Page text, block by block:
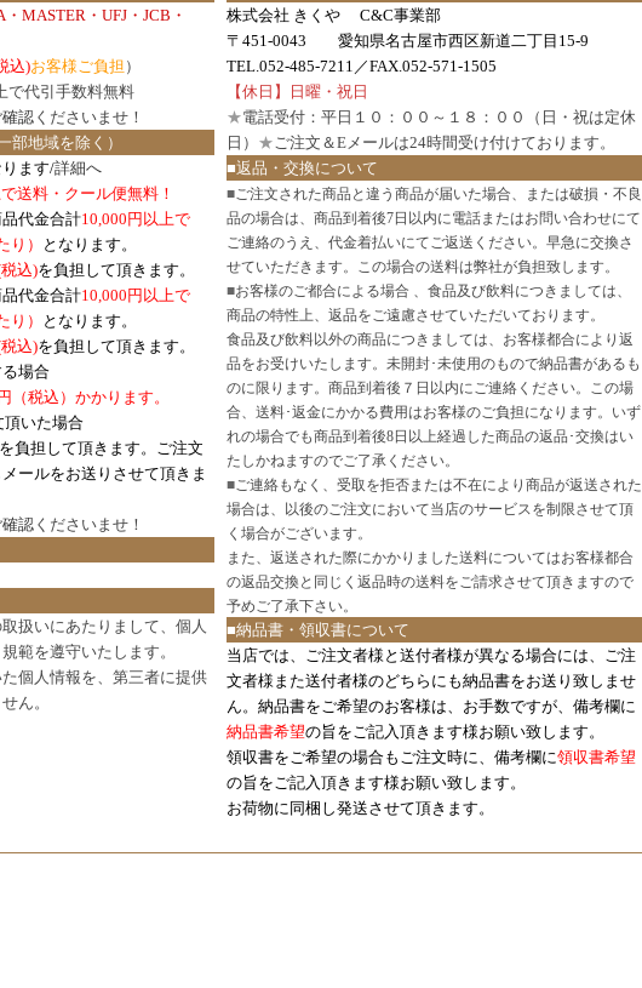
・MASTER・UFJ・JCB・
込)お客様ご負担 ）
で代引手数料無料
認 くださいませ！
部地域を除く）
ます/詳細へ
送料・クール便無料！
代金合計10,000円以上で
り）
となります。
込)を負担して頂きます。
代金合計10,000円以上で
り）
となります。
込)を負担して頂きます。
場合
（税込）かかります。
頂いた場合
負担して頂きます。ご注文
ールをお送りさせて頂きま
認 くださいませ！
扱いにあたりまして、個人
範を遵守いたします。
個人情報を、第三者に提供
ん。
株式会社 きくや C&C事業部
〒451-0043 愛知県名古屋市西区新道二丁目15-9
TEL.052-485-7211／FAX.052-571-1505
【休日】日曜・祝日
★電話受付：平日１０：００～１８：００（日・祝は定休
日） ★ご注文＆Eメールは24時間受け付けております。
■返品・交換について
■ご注文された商品と違う商品が届いた場合、または破損・不良
品の場合は、商品到着後7日以内に電話またはお問い合わせにて
ご連絡のうえ、代金着払いにてご返送ください。早急に交換さ
せていただきます。この場合の送料は弊社が負担致します。
■お客様のご都合による場合 、食品及び飲料につきましては、
商品の特性上、返品をご遠慮させていただいております。
食品及び飲料以外の商品につきましては、お客様都合により返
品をお受けいたします。未開封･未使用のもので納品書があるも
のに限ります。商品到着後７日以内にご連絡ください。この場
合、送料･返金にかかる費用はお客様のご負担になります。いず
れの場合でも商品到着後8日以上経過した商品の返品･交換はい
たしかねますのでご了承ください。
■ご連絡もなく、受取を拒否または不在により商品が返送された
場合は、以後のご注文において当店のサービスを制限させて頂
く場合がございます。
また、返送された際にかかりました送料についてはお客様都合
の返品交換と同じく返品時の送料をご請求させて頂きますので
予めご了承下さい。
■納品書・領収書について
当店では、ご注文者様と送付者様が異なる場合には、 ご注
文者様また送付者様のどちらにも納品書をお送り致しませ
ん。納品書をご希望のお客様は、お手数ですが、備考欄に
納品書希望の旨をご記入頂きます様お願い致します。
領収書をご希望の場合もご注文時に、備考欄に領収書希望
の旨をご記入頂きます様お願い致します。
お荷物に同梱し発送させて頂きます。